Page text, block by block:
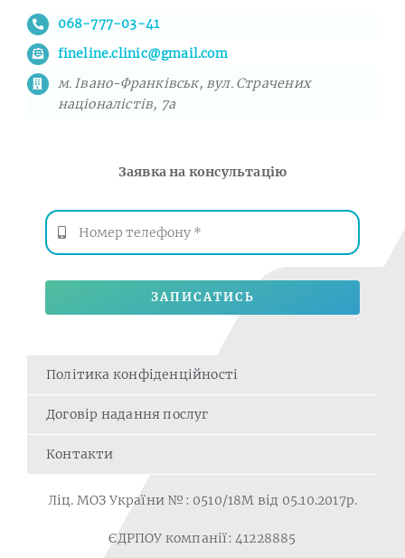
068-777-03-41
fineline.clinic@gmail.com
м. Івано-Франківськ, вул. Страчених
націоналістів, 7а
Заявка на консультацію
ЗАПИСАТИСЬ
Політика конфіденційності
Договір надання послуг
Контакти
Ліц. МОЗ України №: 0510/18M від 05.10.2017р.
ЄДРПОУ компанії: 41228885